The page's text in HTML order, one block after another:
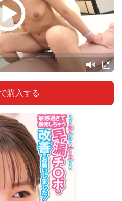
購入する